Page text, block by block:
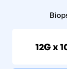
12G x